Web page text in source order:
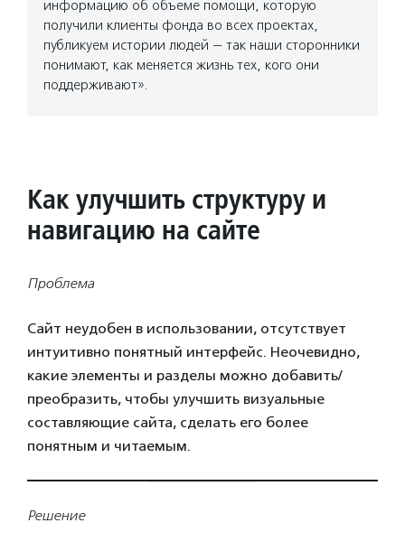
информацию об объеме помощи, которую
получили клиенты фонда во всех проектах,
публикуем истории людей — так наши сторонники
понимают, как меняется жизнь тех, кого они
поддерживают».
Как улучшить структуру и
навигацию на сайте
Проблема
Сайт неудобен в использовании, отсутствует
интуитивно понятный интерфейс. Неочевидно,
какие элементы и разделы можно добавить/
преобразить, чтобы улучшить визуальные
составляющие сайта, сделать его более
понятным и читаемым.
Решение